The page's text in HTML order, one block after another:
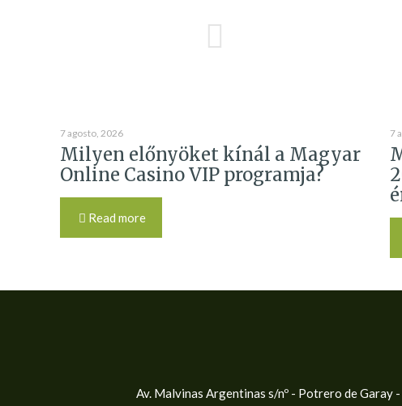
7 agosto, 2026
Milyen előnyöket kínál a Magyar
Online Casino VIP programja?
Read more
7
Av. Malvinas Argentinas s/nº - Potrero de